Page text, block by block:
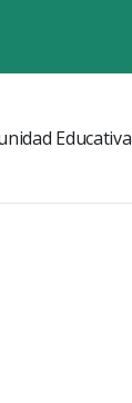
Educativa